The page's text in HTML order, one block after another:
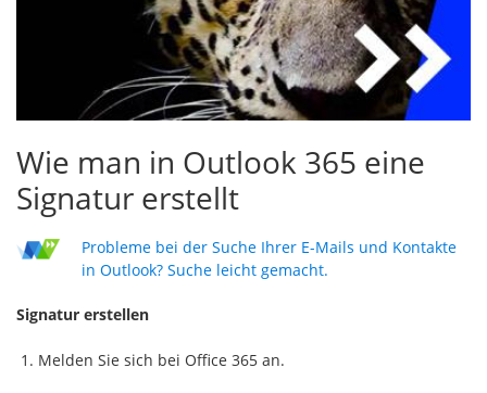
Wie man in Outlook 365 eine
Signatur erstellt
Probleme bei der Suche Ihrer E-Mails und Kontakte
in Outlook? Suche leicht gemacht.
Signatur erstellen
Melden Sie sich bei Office 365 an.